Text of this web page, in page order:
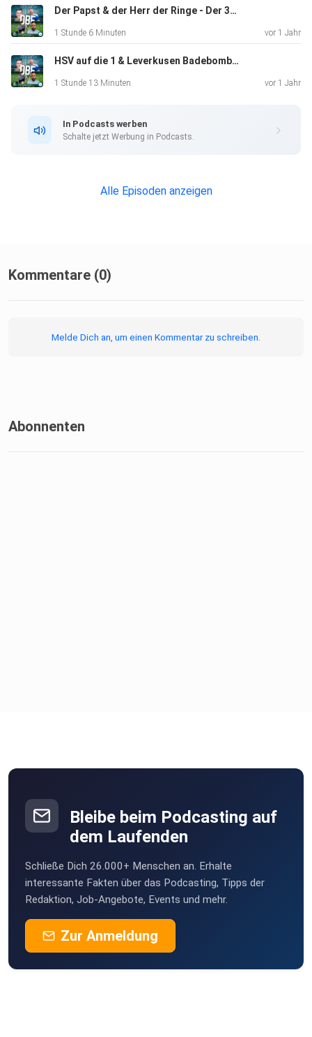
Der Papst & der Herr der Ringe - Der 34. Spieltag | St. 2 Folge 36 | DBFPodcast
1 Stunde 6 Minuten vor 1 Jahr
HSV auf die 1 & Leverkusen Badebombe - Der 33. Spieltag | St. 2 Folge 35 | DBFPodcast
1 Stunde 13 Minuten vor 1 Jahr
In Podcasts werben
Schalte jetzt Werbung in Podcasts.
Alle Episoden anzeigen
Kommentare (0)
Melde Dich an, um einen Kommentar zu schreiben.
Abonnenten
Bleibe beim Podcasting auf
dem Laufenden
Schließe Dich 26.000+ Menschen an. Erhalte
interessante Fakten über das Podcasting, Tipps der
Redaktion, Job-Angebote, Events und mehr.
Zur Anmeldung